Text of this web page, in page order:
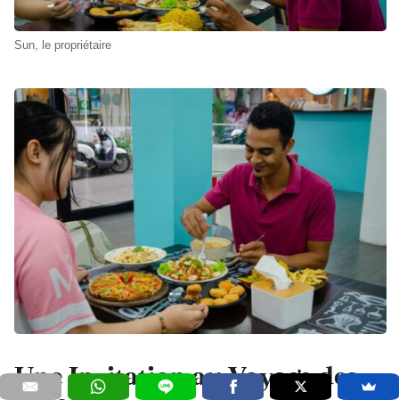
Sun, le propriétaire
Une Invitation au Voyage des